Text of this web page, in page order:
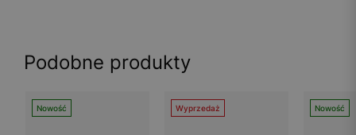
Podobne produkty
Nowość Wyprzedaż Nowość